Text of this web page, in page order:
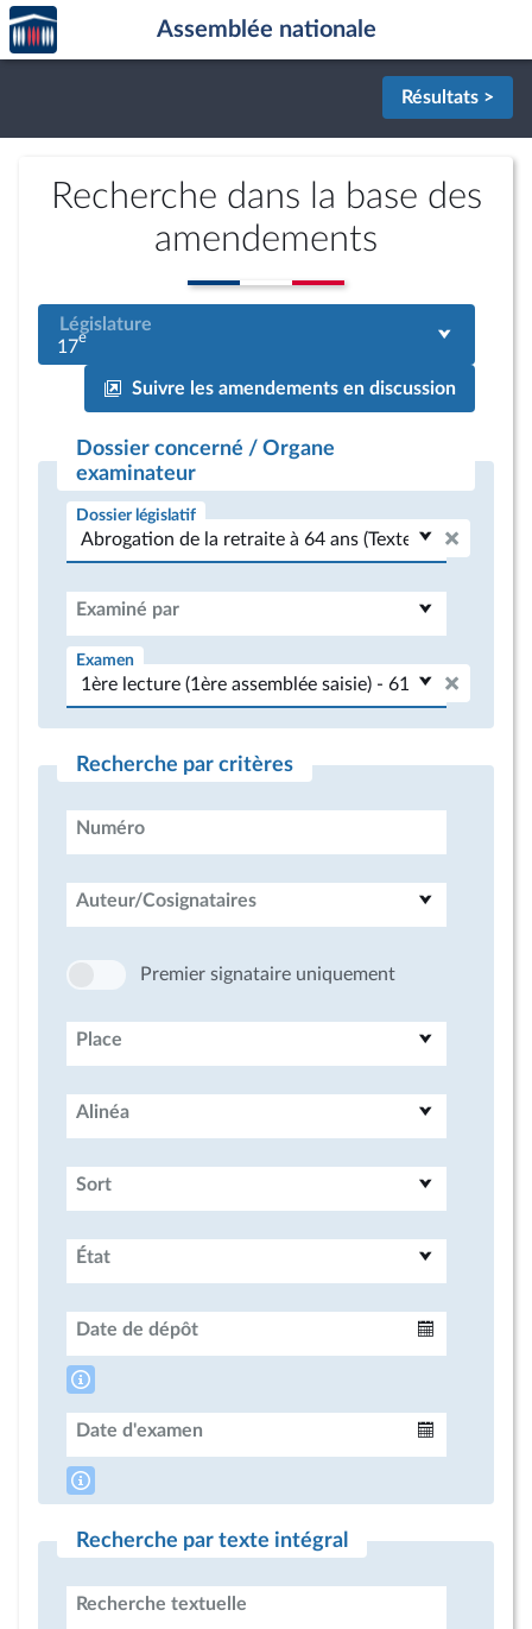
Aller au contenu
Aller en bas de la page
Accèder
à la
page
Assemblée nationale
Résultats >
Recherche dans la base des
amendements
Législature
17e
Suivre les amendements en discussion
Dossier concerné / Organe
examinateur
Dossier législatif
Examiné par
Examen
Recherche par critères
Numéro
Auteur/Cosignataires
Premier signataire uniquement
Place
Alinéa
Sort
État
Date de dépôt
Date d'examen
Recherche par texte intégral
Recherche textuelle